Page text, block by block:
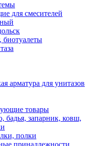
для смесителей
биотуалеты
арматура для унитазов
товары
бадья, запарник, ковш,
полки
принадлежности